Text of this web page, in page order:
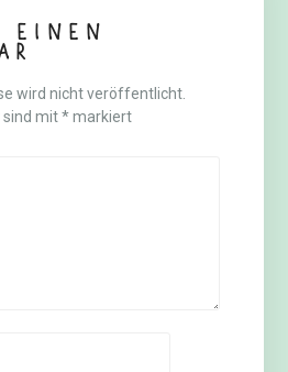
einen
wird nicht veröffentlicht.
sind mit*markiert